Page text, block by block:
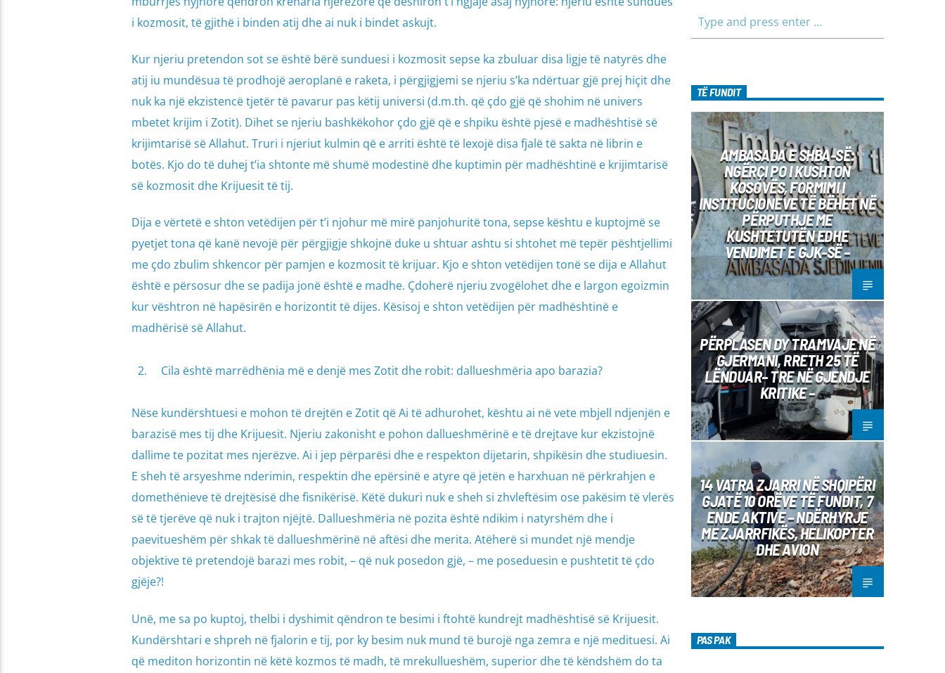
i kozmosit, të gjithë i binden atij dhe ai nuk i bindet askujt.
Kur njeriu pretendon sot se është bërë sunduesi i kozmosit sepse ka zbuluar disa ligje të natyrës dhe
atij iu mundësua të prodhojë aeroplanë e raketa, i përgjigjemi se njeriu s’ka ndërtuar gjë prej hiçit dhe
nuk ka një ekzistencë tjetër të pavarur pas këtij universi (d.m.th. që çdo gjë që shohim në univers
mbetet krijim i Zotit). Dihet se njeriu bashkëkohor çdo gjë që e shpiku është pjesë e madhështisë së
krijimtarisë së Allahut. Truri i njeriut kulmin që e arriti është të lexojë disa fjalë të sakta në librin e
botës. Kjo do të duhej t’ia shtonte më shumë modestinë dhe kuptimin për madhështinë e krijimtarisë
së kozmosit dhe Krijuesit të tij.
Dija e vërtetë e shton vetëdijen për t’i njohur më mirë panjohuritë tona, sepse kështu e kuptojmë se
pyetjet tona që kanë nevojë për përgjigje shkojnë duke u shtuar ashtu si shtohet më tepër pështjellimi
me çdo zbulim shkencor për pamjen e kozmosit të krijuar. Kjo e shton vetëdijen tonë se dija e Allahut
është e përsosur dhe se padija jonë është e madhe. Çdoherë njeriu zvogëlohet dhe e largon egoizmin
kur vështron në hapësirën e horizontit të dijes. Kësisoj e shton vetëdijen për madhështinë e
madhërisë së Allahut.
Cila është marrëdhënia më e denjë mes Zotit dhe robit: dallueshmëria apo barazia?
Nëse kundërshtuesi e mohon të drejtën e Zotit që Ai të adhurohet, kështu ai në vete mbjell ndjenjën e
barazisë mes tij dhe Krijuesit. Njeriu zakonisht e pohon dallueshmërinë e të drejtave kur ekzistojnë
dallime te pozitat mes njerëzve. Ai i jep përparësi dhe e respekton dijetarin, shpikësin dhe studiuesin.
E sheh të arsyeshme nderimin, respektin dhe epërsinë e atyre që jetën e harxhuan në përkrahjen e
domethënieve të drejtësisë dhe fisnikërisë. Këtë dukuri nuk e sheh si zhvleftësim ose pakësim të vlerës
së të tjerëve që nuk i trajton njëjtë. Dallueshmëria në pozita është ndikim i natyrshëm dhe i
paevitueshëm për shkak të dallueshmërinë në aftësi dhe merita. Atëherë si mundet një mendje
objektive të pretendojë barazi mes robit, – që nuk posedon gjë, – me poseduesin e pushtetit të çdo
gjëje?!
Unë, me sa po kuptoj, thelbi i dyshimit qëndron te besimi i ftohtë kundrejt madhështisë së Krijuesit.
Kundërshtari e shpreh në fjalorin e tij, por ky besim nuk mund të burojë nga zemra e një medituesi. Ai
që mediton horizontin në këtë kozmos të madh, të mrekullueshëm, superior dhe të këndshëm do ta
TË FUNDIT
AMBASADA E SHBA-SË:
NGËRÇI PO I KUSHTON
KOSOVËS, FORMIMI I
INSTITUCIONEVE TË BËHET NË
PËRPUTHJE ME
KUSHTETUTËN EDHE
VENDIMET E GJK-SË –
PËRPLASEN DY TRAMVAJE NË
GJERMANI, RRETH 25 TË
LËNDUAR– TRE NË GJENDJE
KRITIKE –
14 VATRA ZJARRI NË SHQIPËRI
GJATË 10 ORËVE TË FUNDIT, 7
ENDE AKTIVE – NDËRHYRJE
ME ZJARRFIKËS, HELIKOPTER
DHE AVION
PAS PAK